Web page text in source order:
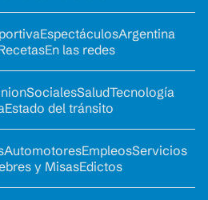
EspectáculosArgentina
En las redes
SocialesSaludTecnología
Estado del tránsito
AutomotoresEmpleosServicios
y MisasEdictos